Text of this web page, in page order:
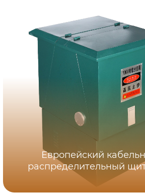
Европейский
распределительный